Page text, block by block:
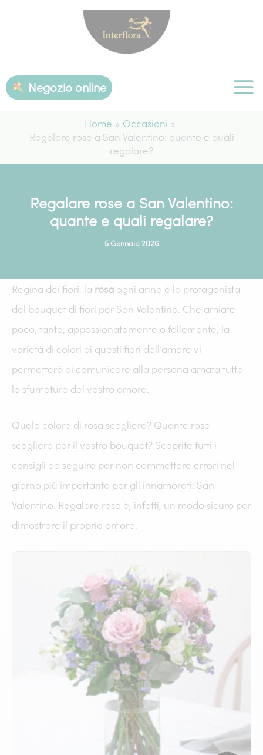
Negozio online
Home
Occasioni
Regalare rose a San Valentino: quante e quali
regalare?
Regalare rose a San Valentino:
quante e quali regalare?
5 Gennaio 2026
Regina dei fiori, la rosa ogni anno è la protagonista
del bouquet di fiori per San Valentino. Che amiate
poco, tanto, appassionatamente o follemente, la
varietà di colori di questi fiori dell’amore vi
permetterà di comunicare alla persona amata tutte
le sfumature del vostro amore.
Quale colore di rosa scegliere? Quante rose
scegliere per il vostro bouquet? Scoprite tutti i
consigli da seguire per non commettere errori nel
giorno più importante per gli innamorati: San
Valentino. Regalare rose è, infatti, un modo sicuro per
dimostrare il proprio amore.